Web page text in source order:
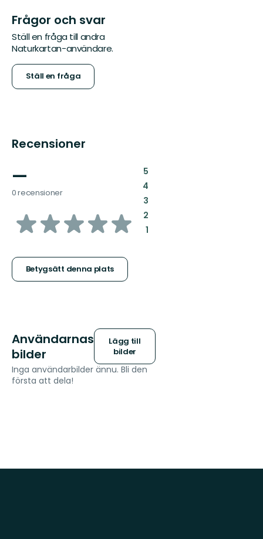
Frågor och svar
Ställ en fråga till andra
Naturkartan-användare.
Ställ en fråga
Recensioner
—
0 recensioner
av
stjärnor
Betygsätt denna plats
5:
4:
3:
2:
1:
Användarnas
bilder
Lägg till
bilder
Inga användarbilder ännu. Bli den
första att dela!